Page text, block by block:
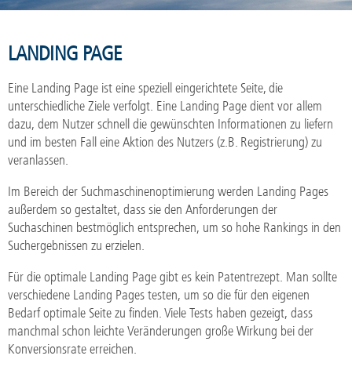
LANDING PAGE
Eine Landing Page ist eine speziell eingerichtete Seite, die
unterschiedliche Ziele verfolgt. Eine Landing Page dient vor allem
dazu, dem Nutzer schnell die gewünschten Informationen zu liefern
und im besten Fall eine Aktion des Nutzers (z.B. Registrierung) zu
veranlassen.
Im Bereich der Suchmaschinenoptimierung werden Landing Pages
außerdem so gestaltet, dass sie den Anforderungen der
Suchaschinen bestmöglich entsprechen, um so hohe Rankings in den
Suchergebnissen zu erzielen.
Für die optimale Landing Page gibt es kein Patentrezept. Man sollte
verschiedene Landing Pages testen, um so die für den eigenen
Bedarf optimale Seite zu finden. Viele Tests haben gezeigt, dass
manchmal schon leichte Veränderungen große Wirkung bei der
Konversionsrate erreichen.